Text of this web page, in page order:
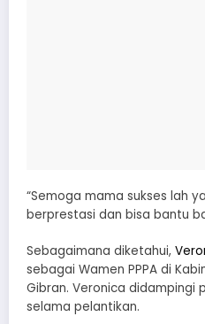
“Semoga mama sukses lah
berprestasi dan bisa bantu
Sebagaimana diketahui,
sebagai Wamen PPPA di
Gibran. Veronica didampingi
selama pelantikan.